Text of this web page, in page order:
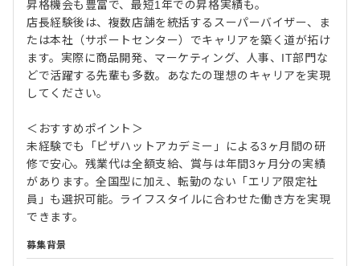
昇格機会も豊富で、最短1年での昇格実績も。
店長経験後は、複数店舗を統括するスーパーバイザー、ま
たは本社（サポートセンター）でキャリアを築く道が拓け
ます。実際に商品開発、マーケティング、人事、IT部門な
どで活躍する先輩も多数。あなたの理想のキャリアを実現
してください。
＜おすすめポイント＞
未経験でも「ピザハットアカデミー」による3ヶ月間の研
修で安心。残業代は全額支給、賞与は年間3ヶ月分の実績
があります。全国型に加え、転勤のない「エリア限定社
員」も選択可能。ライフスタイルに合わせた働き方を実現
できます。
募集背景